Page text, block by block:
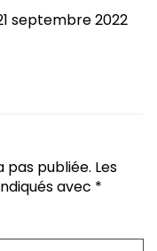
septembre 2022
pas publiée. Les
avec *